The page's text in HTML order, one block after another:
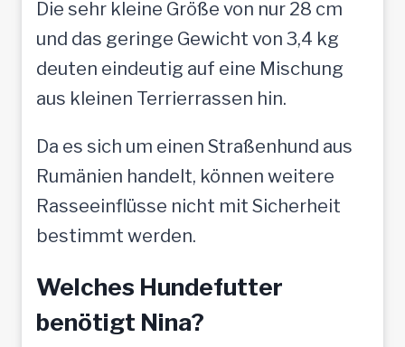
Die sehr kleine Größe von nur 28 cm
und das geringe Gewicht von 3,4 kg
deuten eindeutig auf eine Mischung
aus kleinen Terrierrassen hin.
Da es sich um einen Straßenhund aus
Rumänien handelt, können weitere
Rasseeinflüsse nicht mit Sicherheit
bestimmt werden.
Welches Hundefutter
benötigt Nina?